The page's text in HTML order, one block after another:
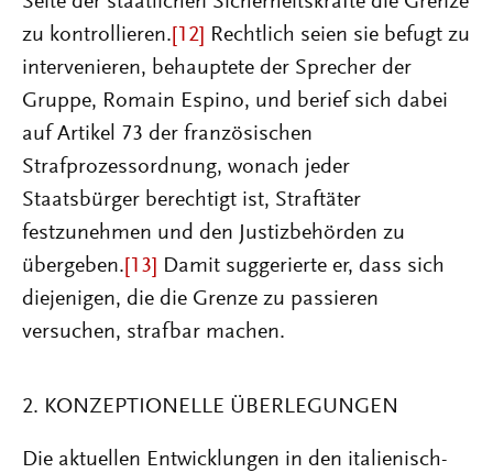
zu kontrollieren. [12] Rechtlich seien sie befugt zu
intervenieren, behauptete der Sprecher der
Gruppe, Romain Espino, und berief sich dabei
auf Artikel 73 der französischen
Strafprozessordnung, wonach jeder
Staatsbürger berechtigt ist, Straftäter
festzunehmen und den Justizbehörden zu
übergeben. [13]
Damit suggerierte er, dass sich
diejenigen, die die Grenze zu passieren
versuchen, strafbar machen.
2. KONZEPTIONELLE ÜBERLEGUNGEN
Die aktuellen Entwicklungen in den italienisch-